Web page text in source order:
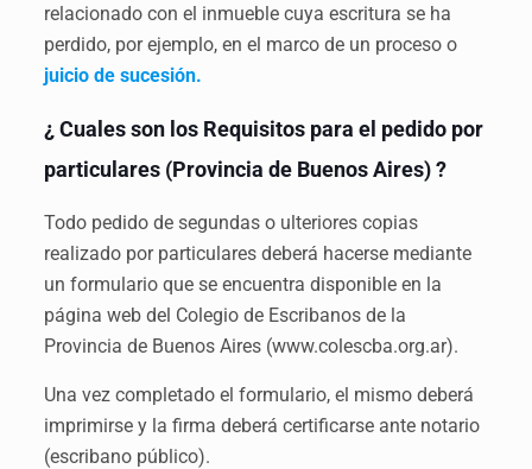
relacionado con el inmueble cuya escritura se ha
perdido, por ejemplo, en el marco de un proceso o
juicio de sucesión.
¿ Cuales son los Requisitos para el pedido por
particulares (Provincia de Buenos Aires) ?
Todo pedido de segundas o ulteriores copias
realizado por particulares deberá hacerse mediante
un formulario que se encuentra disponible en la
página web del Colegio de Escribanos de la
Provincia de Buenos Aires (www.colescba.org.ar).
Una vez completado el formulario, el mismo deberá
imprimirse y la firma deberá certificarse ante notario
(escribano público).